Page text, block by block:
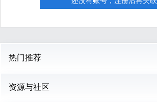
热门推荐
资源与社区